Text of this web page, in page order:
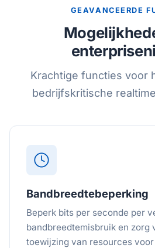
GEAVANCEERDE
Krachtige functies voor
bedrijfskritische
Bandbreedtebeperking
Beperk bits per seconde per
bandbreedtemisbruik en zorg
toewijzing van resources